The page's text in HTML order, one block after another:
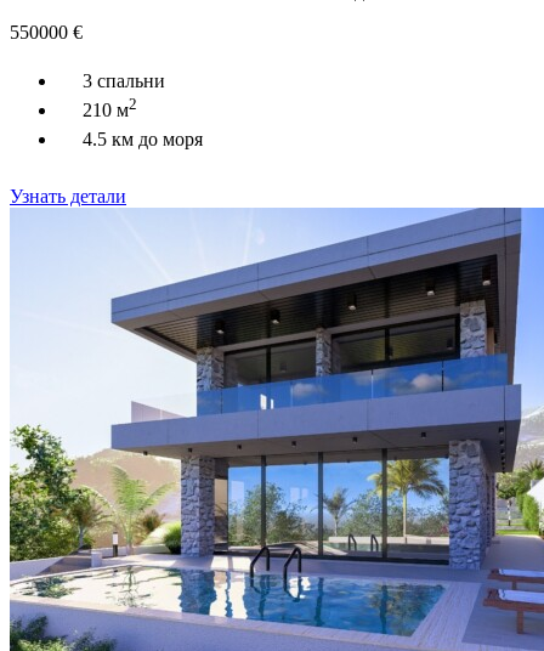
550000 €
3 спальни
210 м2
4.5 км до моря
Узнать детали